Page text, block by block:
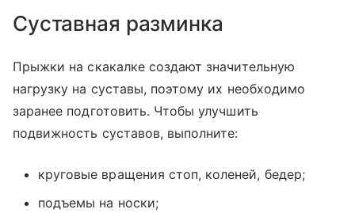
Суставная разминка
Прыжки на скакалке создают значительную
нагрузку на суставы, поэтому их необходимо
заранее подготовить. Чтобы улучшить
подвижность суставов, выполните:
круговые вращения стоп, коленей, бедер;
подъемы на носки;